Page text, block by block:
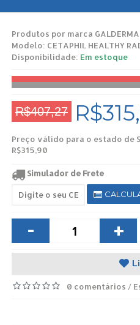
Produtos por marca GALDERMA
Modelo: CETAPHIL HEALTHY
Disponibilidade: Em estoque
R$407,27
Preço válido para o estado de
R$315,90
Simulador de Frete
- +
0 comentários /